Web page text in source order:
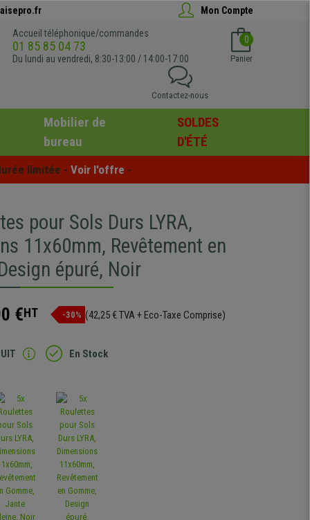
Mon Compte
Accueil téléphonique/commandes
01 85 85 04 73
Du lundi au vendredi, 8:30-13:00 / 14:00-17:00
0
Panier
Contactez-nous
Mobilier de
bureau
SOLDES
D'ÉTÉ
limitée - Voir l'offre -
pour Sols Durs LYRA,
11x60mm, Revêtement en
épuré, Noir
€HT -30% (42,25 € TVA + Eco-Taxe Comprise)
En Stock